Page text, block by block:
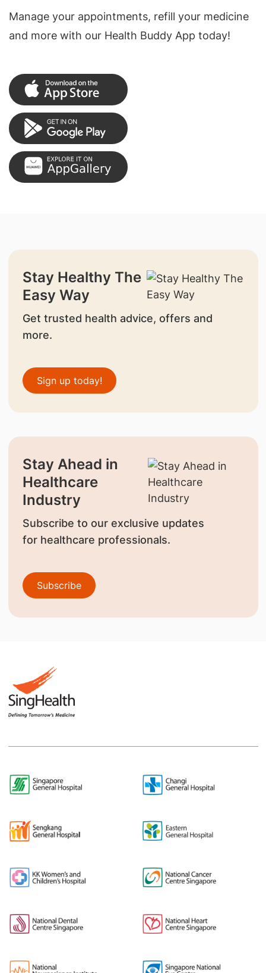
Manage your appointments, refill your medicine
and more with our Health Buddy App today!
Stay Healthy The
Easy Way
Get trusted health advice, offers and
more.
Sign up today!
Stay Ahead in
Healthcare
Industry
Subscribe to our exclusive updates
for healthcare professionals.
Subscribe